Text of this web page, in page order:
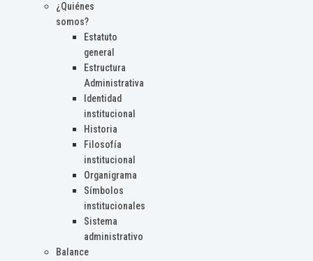
¿Quiénes
somos?
Estatuto
general
Estructura
Administrativa
Identidad
institucional
Historia
Filosofía
institucional
Organigrama
Símbolos
institucionales
Sistema
administrativo
Balance